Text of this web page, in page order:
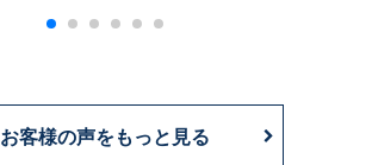
お客様の声をもっと見る